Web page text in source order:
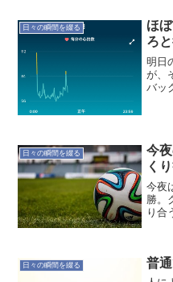
部屋
日々の瞬間を綴る
ほ
ろ
明日
が、
バッ
日々の瞬間を綴る
今
く
今夜
勝。
り合
いを
日々の瞬間を綴る 普